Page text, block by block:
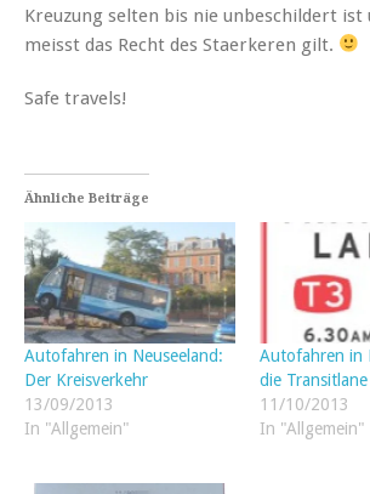
Kreuzung selten bis nie unbeschildert ist
meisst das Recht des Staerkeren gilt.
Safe travels!
Ähnliche Beiträge
Autofahren in Neuseeland:
Der Kreisverkehr
13/09/2013
In "Allgemein"
Autofahren in
die Transitlane
11/10/2013
In "Allgemein"